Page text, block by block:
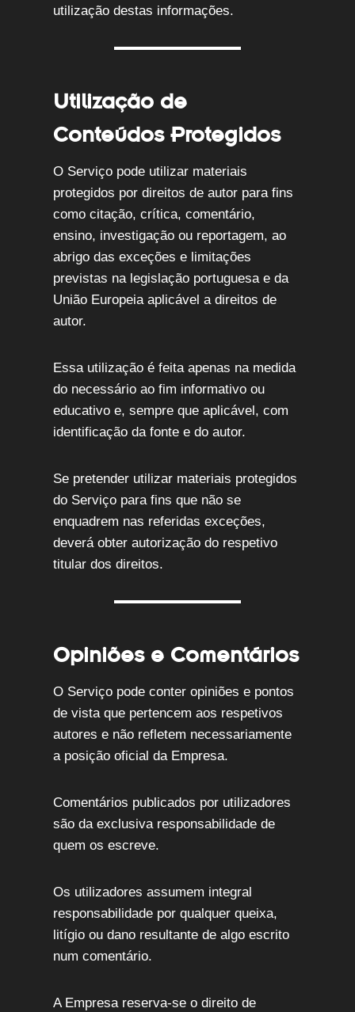
utilização destas informações.
Utilização de
Conteúdos Protegidos
O Serviço pode utilizar materiais
protegidos por direitos de autor para fins
como citação, crítica, comentário,
ensino, investigação ou reportagem, ao
abrigo das exceções e limitações
previstas na legislação portuguesa e da
União Europeia aplicável a direitos de
autor.
Essa utilização é feita apenas na medida
do necessário ao fim informativo ou
educativo e, sempre que aplicável, com
identificação da fonte e do autor.
Se pretender utilizar materiais protegidos
do Serviço para fins que não se
enquadrem nas referidas exceções,
deverá obter autorização do respetivo
titular dos direitos.
Opiniões e Comentários
O Serviço pode conter opiniões e pontos
de vista que pertencem aos respetivos
autores e não refletem necessariamente
a posição oficial da Empresa.
Comentários publicados por utilizadores
são da exclusiva responsabilidade de
quem os escreve.
Os utilizadores assumem integral
responsabilidade por qualquer queixa,
litígio ou dano resultante de algo escrito
num comentário.
A Empresa reserva-se o direito de